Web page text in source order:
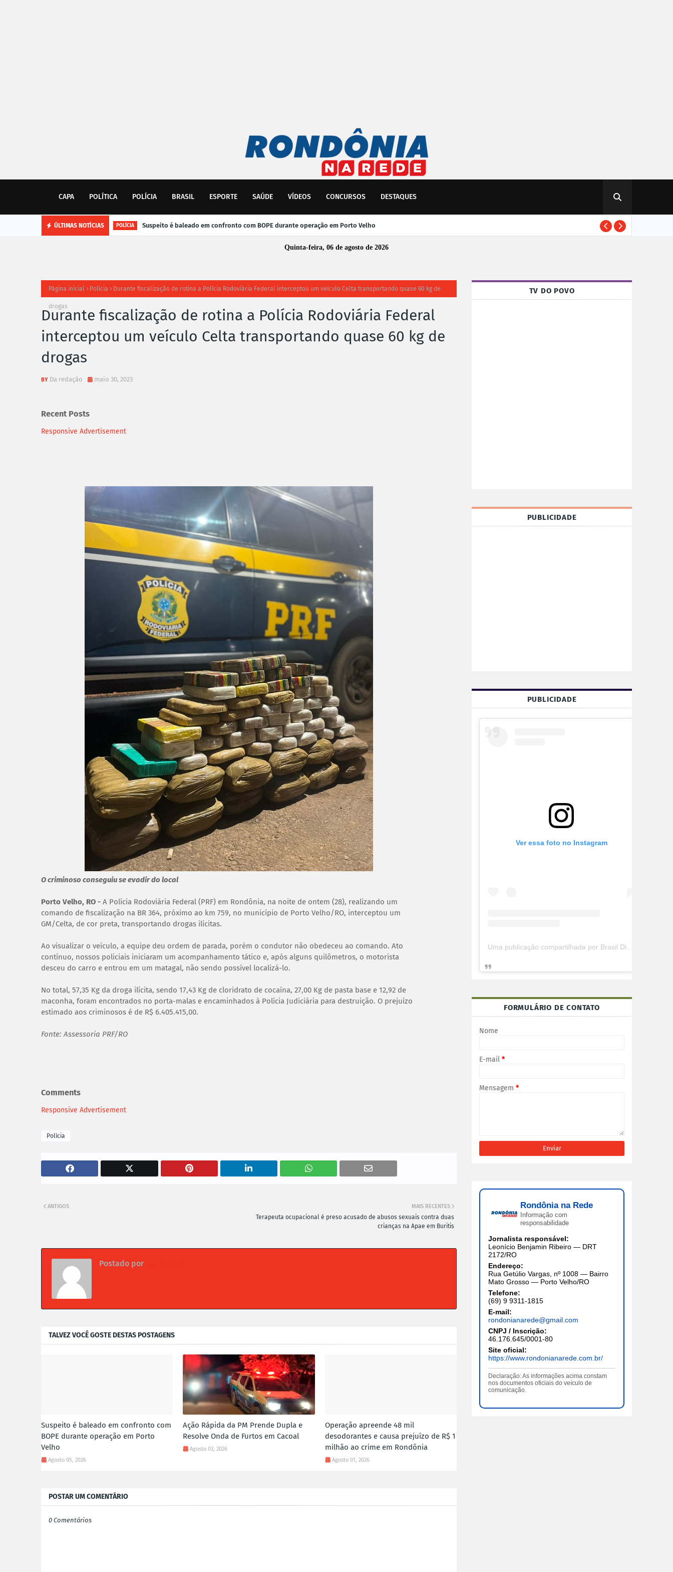
CAPA POLÍTICA POLÍCIA BRASIL ESPORTE SAÚDE VÍDEOS CONCURSOS DESTAQUES
ÚLTIMAS NOTÍCIAS POLÍCIA Suspeito é baleado em confronto com BOPE durante operação em Porto Velho
Quinta-feira, 06 de agosto de 2026
Página inicial Polícia Durante fiscalização de rotina a Polícia Rodoviária Federal interceptou um veículo Celta transportando quase 60 kg de
drogas
Durante fiscalização de rotina a Polícia Rodoviária Federal
interceptou um veículo Celta transportando quase 60 kg de
drogas
Da redação maio 30, 2023
Recent Posts
Responsive Advertisement
O criminoso conseguiu se evadir do local
Porto Velho, RO - A Polícia Rodoviária Federal (PRF) em Rondônia, na noite de ontem (28), realizando um
comando de fiscalização na BR 364, próximo ao km 759, no município de Porto Velho/RO, interceptou um
GM/Celta, de cor preta, transportando drogas ilícitas.
Ao visualizar o veículo, a equipe deu ordem de parada, porém o condutor não obedeceu ao comando. Ato
contínuo, nossos policiais iniciaram um acompanhamento tático e, após alguns quilômetros, o motorista
desceu do carro e entrou em um matagal, não sendo possível localizá-lo.
No total, 57,35 Kg da droga ilícita, sendo 17,43 Kg de cloridrato de cocaína, 27,00 Kg de pasta base e 12,92 de
maconha, foram encontrados no porta-malas e encaminhados à Polícia Judiciária para destruição. O prejuízo
estimado aos criminosos é de R$ 6.405.415,00.
Fonte: Assessoria PRF/RO
Comments
Responsive Advertisement
Polícia
MAIS RECENTES
Terapeuta ocupacional é preso acusado de abusos sexuais contra duas
crianças na Apae em Buritis
ANTIGOS
Postado por
TALVEZ VOCÊ GOSTE DESTAS POSTAGENS
Suspeito é baleado em confronto com
BOPE durante operação em Porto
Velho
Agosto 05, 2026
Ação Rápida da PM Prende Dupla e
Resolve Onda de Furtos em Cacoal
Agosto 03, 2026
Operação apreende 48 mil
desodorantes e causa prejuízo de R$ 1
milhão ao crime em Rondônia
Agosto 01, 2026
POSTAR UM COMENTÁRIO
0 Comentários
TV DO POVO
PUBLICIDADE
PUBLICIDADE
Ver essa foto no Instagram
FORMULÁRIO DE CONTATO
Nome
E-mail *
Mensagem *
Rondônia na Rede
Informação com
responsabilidade
Jornalista responsável:
Leonício Benjamin Ribeiro — DRT
2172/RO
Endereço:
Rua Getúlio Vargas, nº 1008 — Bairro
Mato Grosso — Porto Velho/RO
Telefone:
(69) 9 9311-1815
E-mail:
rondonianarede@gmail.com
CNPJ / Inscrição:
46.176.645/0001-80
Site oficial:
https://www.rondonianarede.com.br/
Declaração: As informações acima constam
nos documentos oficiais do veículo de
comunicação.